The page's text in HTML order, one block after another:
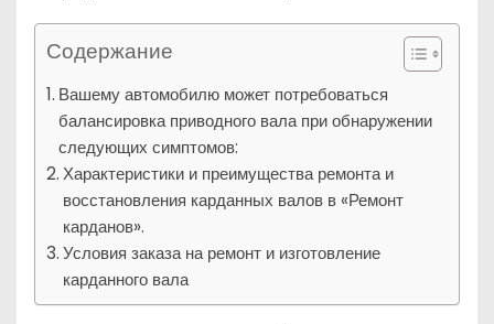
Содержание
Вашему автомобилю может потребоваться
балансировка приводного вала при обнаружении
следующих симптомов:
Характеристики и преимущества ремонта и
восстановления карданных валов в «Ремонт
карданов».
Условия заказа на ремонт и изготовление
карданного вала